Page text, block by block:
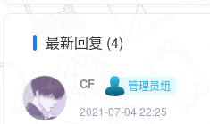
最新回复 (4)
CF
管理员组
2021-07-04 22:25